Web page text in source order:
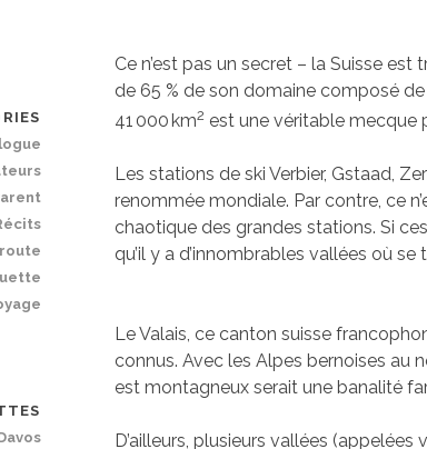
Ce n’est pas un secret – la Suisse
de 65 % de son domaine composé
41 000 km2 est une véritable mecque
Les stations de ski Verbier, Gstaad,
renommée mondiale. Par contre, ce
chaotique des grandes stations. Si
qu’il y a d’innombrables vallées où
Le Valais, ce canton suisse
connus. Avec les Alpes bernoises au
est montagneux serait une banalité
D’ailleurs, plusieurs vallées